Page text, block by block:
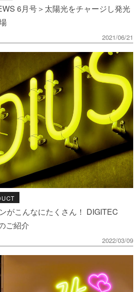
6月号＞太陽光をチャージし発光
2021/06/21
がこんなにたくさん！ DIGITEC
ご紹介
2022/03/09